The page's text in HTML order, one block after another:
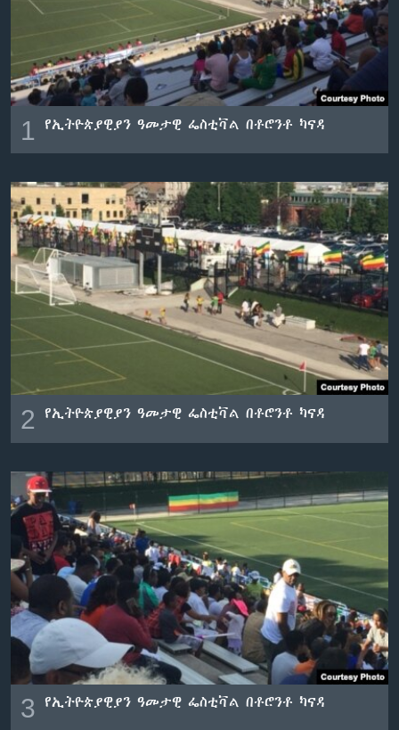
ቋንቋዎች
1 የኢትዮጵያዊያን ዓመታዊ ፌስቲቫል በቶሮንቶ ካናዳ
2 የኢትዮጵያዊያን ዓመታዊ ፌስቲቫል በቶሮንቶ ካናዳ
3 የኢትዮጵያዊያን ዓመታዊ ፌስቲቫል በቶሮንቶ ካናዳ